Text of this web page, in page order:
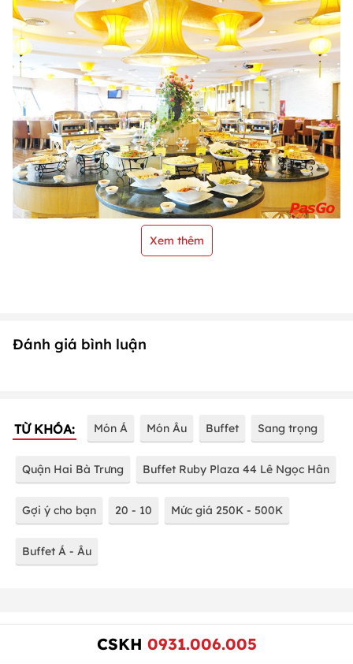
Xem thêm
Đánh giá bình luận
TỪ KHÓA: Món Á Món Âu Buffet Sang trọng
Quận Hai Bà Trưng Buffet Ruby Plaza 44 Lê Ngọc Hân
Gợi ý cho bạn 20 - 10 Mức giá 250K - 500K
Buffet Á - Âu
CSKH 0931.006.005